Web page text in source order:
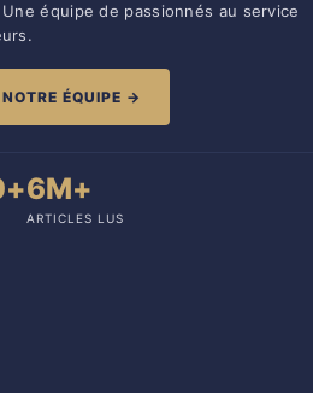
équipe de passionnés au service
ÉQUIPE →
6M+
ARTICLES LUS